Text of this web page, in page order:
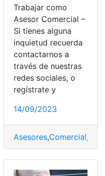
confianza,Conocimiento,
Trabajar como
Asesor Comercial –
Si tienes alguna
inquietud recuerda
contactarnos a
través de nuestras
redes sociales, o
regístrate y
14/09/2023
Asesores,Comercial,